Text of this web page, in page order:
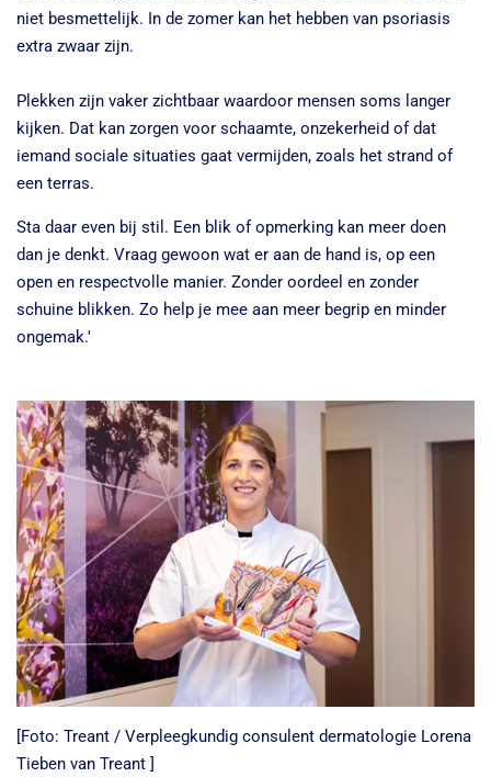
niet besmettelijk. In de zomer kan het hebben van psoriasis
extra zwaar zijn.
Plekken zijn vaker zichtbaar waardoor mensen soms langer
kijken. Dat kan zorgen voor schaamte, onzekerheid of dat
iemand sociale situaties gaat vermijden, zoals het strand of
een terras.
Sta daar even bij stil. Een blik of opmerking kan meer doen
dan je denkt. Vraag gewoon wat er aan de hand is, op een
open en respectvolle manier. Zonder oordeel en zonder
schuine blikken. Zo help je mee aan meer begrip en minder
ongemak.'
[Foto: Treant / Verpleegkundig consulent dermatologie Lorena
Tieben van Treant ]